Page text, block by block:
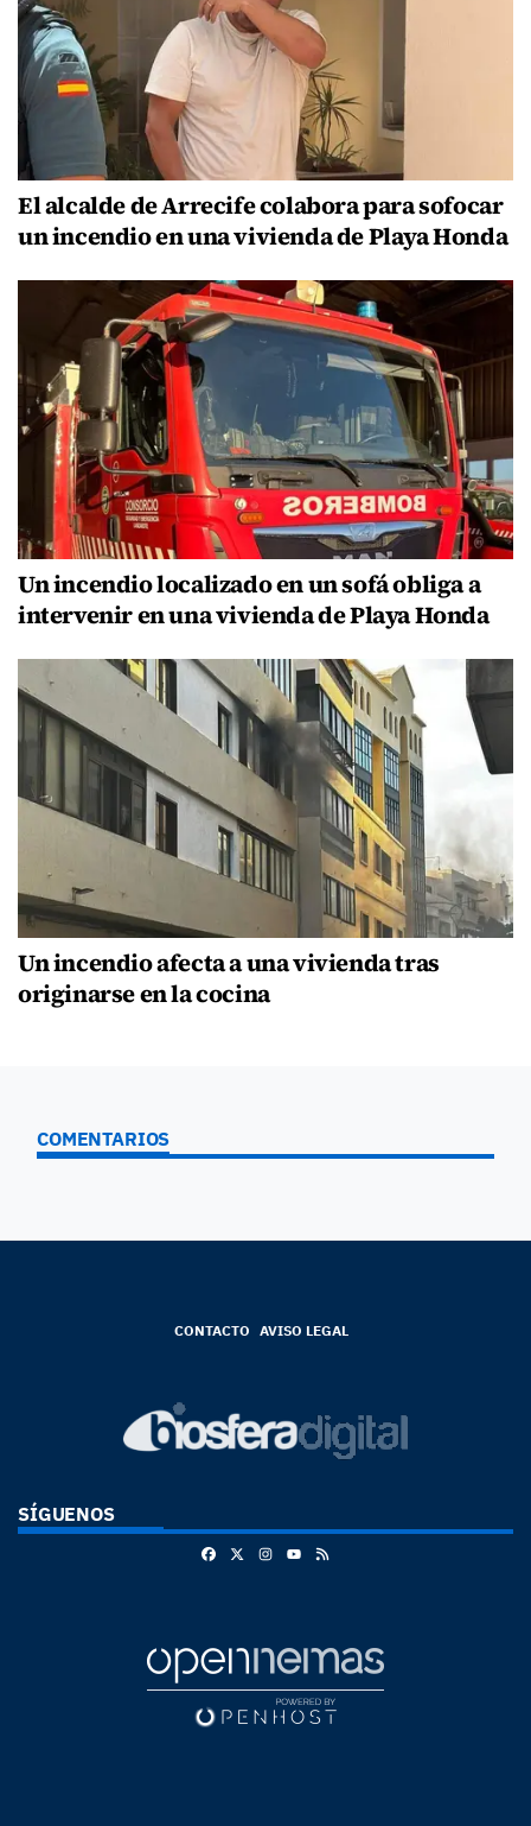
El alcalde de Arrecife colabora para sofocar
un incendio en una vivienda de Playa Honda
Un incendio localizado en un sofá obliga a
intervenir en una vivienda de Playa Honda
Un incendio afecta a una vivienda tras
originarse en la cocina
COMENTARIOS
CONTACTO AVISO LEGAL
SÍGUENOS
FacebookInstagram